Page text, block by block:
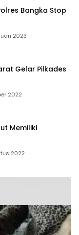
Bangka Stop
2023
Gelar Pilkades
2022
Memiliki
2022